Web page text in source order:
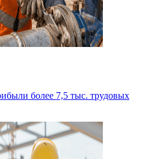
более 7,5 тыс. трудовых